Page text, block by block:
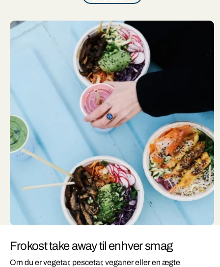
Frokost take away til enhver smag
Om du er vegetar, pescetar, veganer eller en ægte